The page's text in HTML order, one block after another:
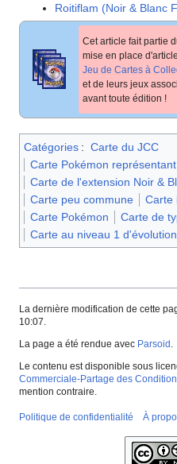
Roitiflam (Noir & Blanc
Cet article fait partie
mise en place
Jeu de Cartes à
et de leurs jeux
avant toute édition !
Catégories : Carte du JCC
Carte Pokémon
Carte de l'extension Noir &
Carte peu commune
Carte
Carte Pokémon
Carte de
Carte au niveau 1 d'évolution
La dernière modification de cette
10:07.
La page a été rendue avec Parsoid .
Le contenu est disponible sous
Commerciale-Partage des
mention contraire.
Politique de confidentialité À